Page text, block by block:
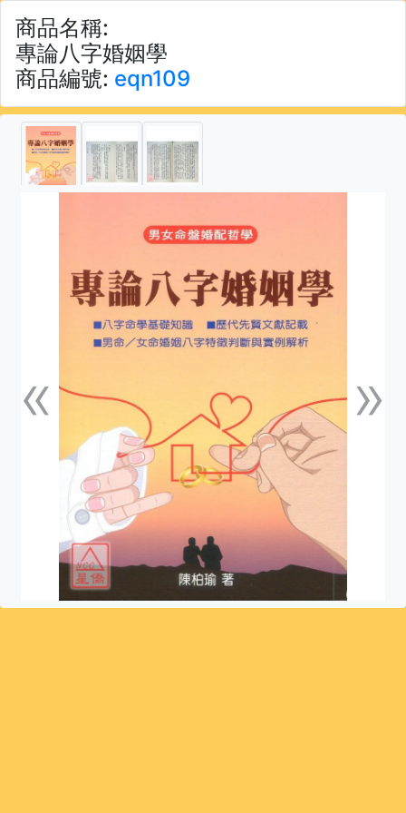
商品名稱:
專論八字婚姻學
商品編號: eqn109
«上一張 »下一